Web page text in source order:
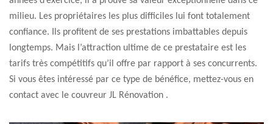
milieu. Les propriétaires les plus difficiles lui font totalement
confiance. Ils profitent de ses prestations imbattables depuis
longtemps. Mais l’attraction ultime de ce prestataire est les
tarifs très compétitifs qu’il offre par rapport à ses concurrents.
Si vous êtes intéressé par ce type de bénéfice, mettez-vous en
contact avec le couvreur JL Rénovation .